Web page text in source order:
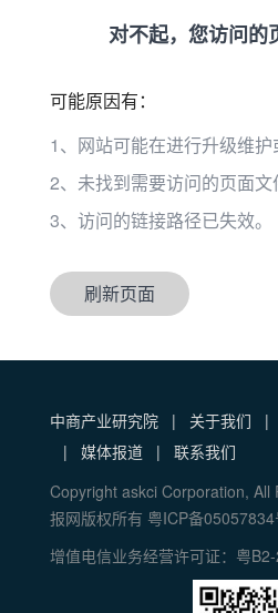
对不起，您访问的
可能原因有：
1、网站可能在进行升级维护
2、未找到需要访问的页面文
3、访问的链接路径已失效。
刷新页面
中商产业研究院 | 关于我们 |
|
媒体报道 |
联系我们
Copyright askci Corporation, All
报网版权所有 粤ICP备05057834
增值电信业务经营许可证：粤